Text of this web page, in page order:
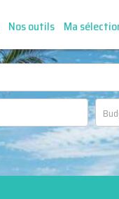
Nos outils Ma